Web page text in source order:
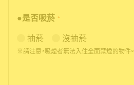
●是否吸菸 *
抽菸 沒抽菸
※請注意，吸煙者無法入住全面禁煙的物件。